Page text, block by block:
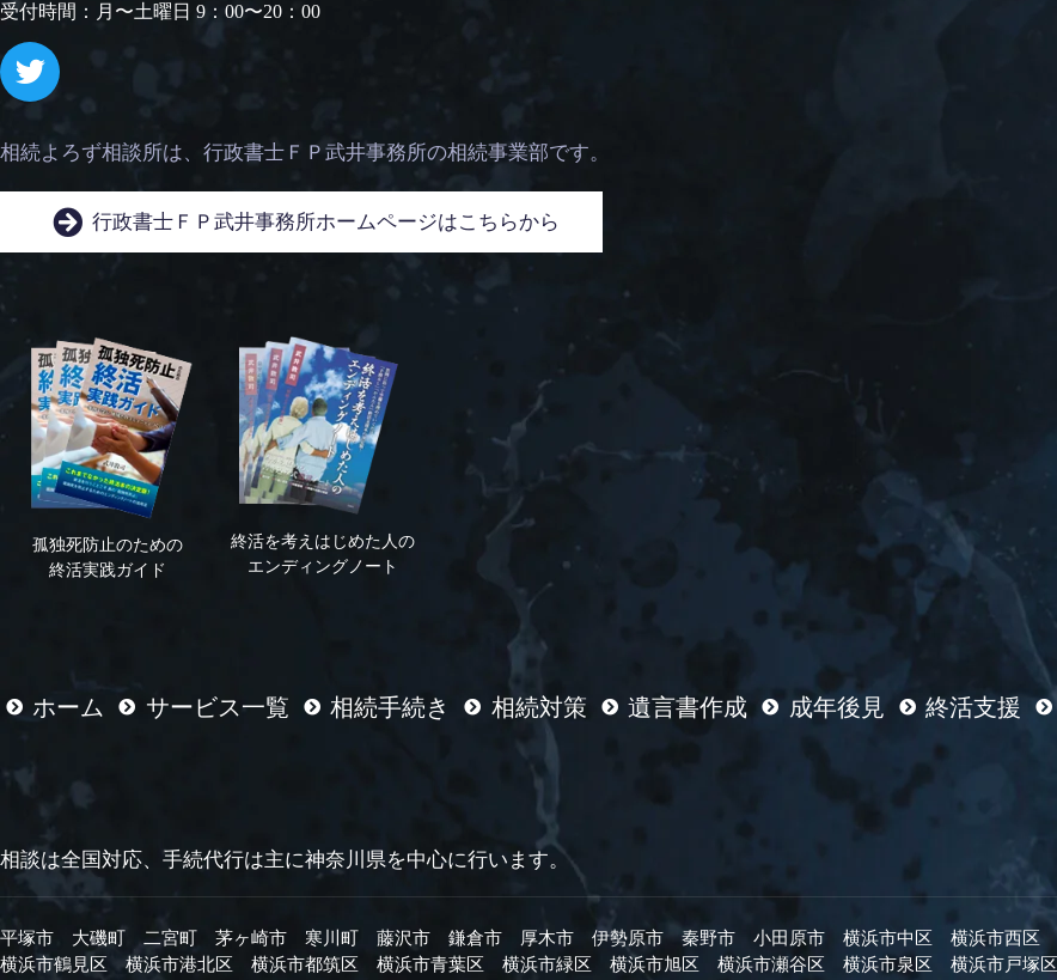
受付時間：月〜土曜日 9：00〜20：00
相続よろず相談所は、 行政書士ＦＰ武井事務所の相続事業部です。
行政書士ＦＰ武井事務所ホームページはこちらから
孤独死防止のための
終活実践ガイド
終活を考えはじめた人の
エンディングノート
ホーム サービス一覧 相続手続き 相続対策 遺言書作成 成年後見 終活支援
相談は全国対応、手続代行は主に神奈川県を中心に行います。
平塚市 大磯町 二宮町 茅ヶ崎市 寒川町 藤沢市 鎌倉市 厚木市 伊勢原市 秦野市 小田原市 横浜市中区 横浜市西区
横浜市鶴見区
横浜市港北区 横浜市都筑区 横浜市青葉区 横浜市緑区 横浜市旭区 横浜市瀬谷区 横浜市泉区 横浜市戸塚区